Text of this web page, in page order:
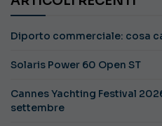
Diporto commerciale: cosa
Solaris Power 60 Open ST
Cannes Yachting Festival
settembre